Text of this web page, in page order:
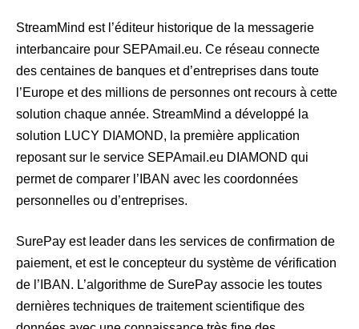
StreamMind est l’éditeur historique de la messagerie
interbancaire pour SEPAmail.eu. Ce réseau connecte
des centaines de banques et d’entreprises dans toute
l’Europe et des millions de personnes ont recours à cette
solution chaque année. StreamMind a développé la
solution LUCY DIAMOND, la première application
reposant sur le service SEPAmail.eu DIAMOND qui
permet de comparer l’IBAN avec les coordonnées
personnelles ou d’entreprises.
SurePay est leader dans les services de confirmation de
paiement, et est le concepteur du système de vérification
de l’IBAN. L’algorithme de SurePay associe les toutes
dernières techniques de traitement scientifique des